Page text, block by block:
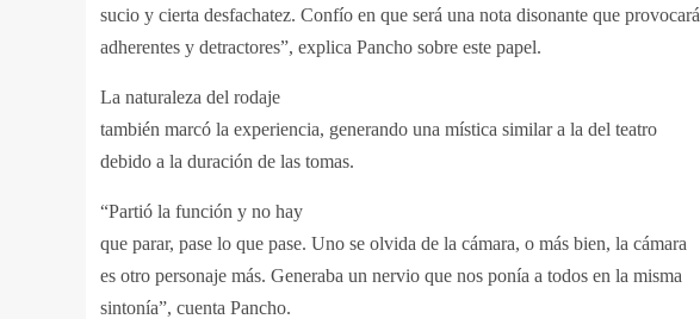
sucio y cierta desfachatez. Confío en que será una nota disonante que provocará
adherentes y detractores”, explica Pancho sobre este papel.
La naturaleza del rodaje
también marcó la experiencia, generando una mística similar a la del teatro
debido a la duración de las tomas.
“Partió la función y no hay
que parar, pase lo que pase. Uno se olvida de la cámara, o más bien, la cámara
es otro personaje más. Generaba un nervio que nos ponía a todos en la misma
sintonía”, cuenta Pancho.